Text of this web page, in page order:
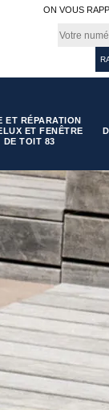
ON VOUS
ET RÉPARATION
ET FENÊTRE
DE TOIT 83